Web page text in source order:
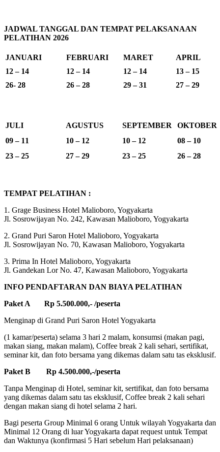
JADWAL TANGGAL DAN TEMPAT PELAKSANAAN
PELATIHAN 2026
JANUARI FEBRUARI MARET
APRIL
12 – 14
12 – 14 12 – 14
13 – 15
26- 28
26 – 28 29 – 31 27 – 29
JULI AGUSTUS SEPTEMBER
OKTOBER
09 – 11
10 – 12 10 – 12
08 – 10
23 – 25
27 – 29 23 – 25 26 – 28
TEMPAT PELATIHAN :
1. Grage Business Hotel Malioboro, Yogyakarta
Jl. Sosrowijayan No. 242, Kawasan Malioboro, Yogyakarta
2. Grand Puri Saron Hotel Malioboro, Yogyakarta
Jl. Sosrowijayan No. 70, Kawasan Malioboro, Yogyakarta
3. Prima In Hotel Malioboro, Yogyakarta
Jl. Gandekan Lor No. 47, Kawasan Malioboro, Yogyakarta
INFO PENDAFTARAN DAN BIAYA PELATIHAN
Paket A Rp 5.500.000,- /peserta
Menginap di Grand Puri Saron Hotel Yogyakarta
(1 kamar/peserta) selama 3 hari 2 malam, konsumsi (makan pagi,
makan siang, makan malam), Coffee break 2 kali sehari, sertifikat,
seminar kit, dan foto bersama yang dikemas dalam satu tas eksklusif.
Paket B Rp 4.500.000,-/peserta
Tanpa Menginap di Hotel, seminar kit, sertifikat, dan foto bersama
yang dikemas dalam satu tas eksklusif, Coffee break 2 kali sehari
dengan makan siang di hotel selama 2 hari.
Bagi peserta Group Minimal 6 orang Untuk wilayah Yogyakarta dan
Minimal 12 Orang di luar Yogyakarta dapat request untuk Tempat
dan Waktunya (konfirmasi 5 Hari sebelum Hari pelaksanaan)